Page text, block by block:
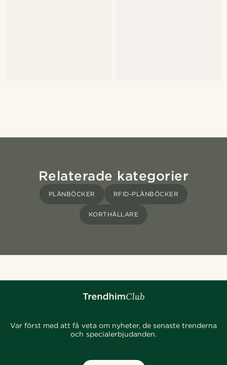
Relaterade kategorier
PLÅNBÖCKER RFID-PLÅNBÖCKER
KORTHÅLLARE
Var först med att få veta om nyheter, de senaste trenderna
och specialerbjudanden.